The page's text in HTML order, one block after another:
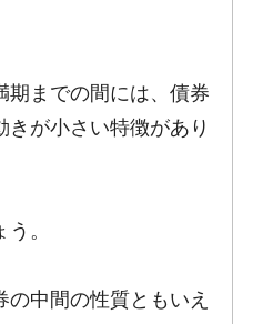
期までの間には、債券
が小さい特徴があり
。
中間の性質ともいえ